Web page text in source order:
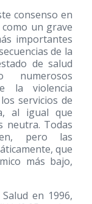
consenso en
un grave
importantes
de la
de salud
numerosos
la violencia
servicios de
al igual que
neutra. Todas
pero las
que
más bajo,
en 1996,